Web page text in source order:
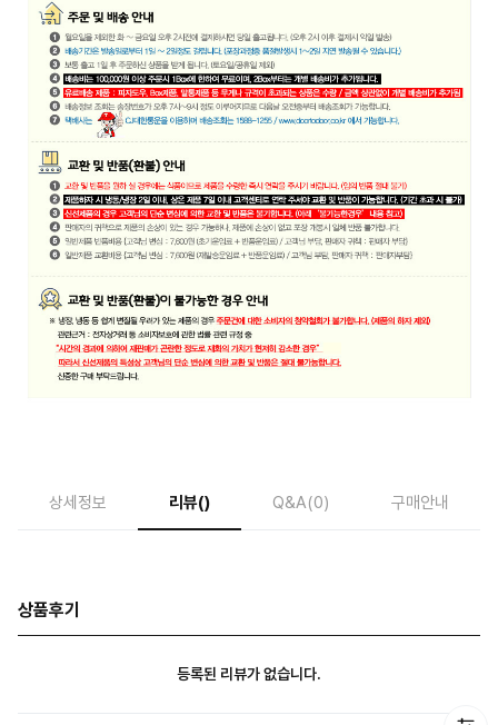
상세정보 리뷰() Q&A(0) 구매안내
상품후기
등록된 리뷰가 없습니다.